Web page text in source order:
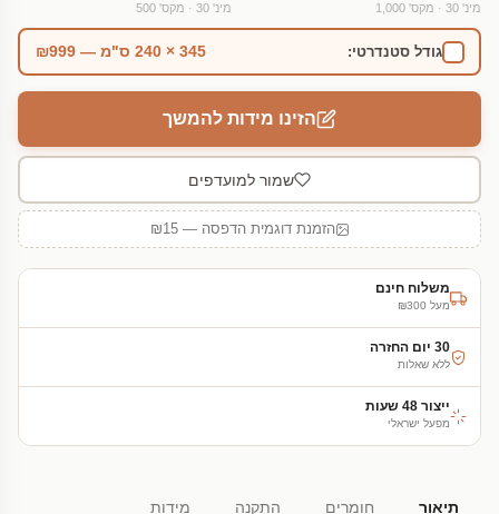
מינ' 30 · מקס' 1,000 מינ' 30 · מקס' 500
גודל סטנדרטי: 345 × 240 ס"מ — ₪999
הזינו מידות להמשך
שמור למועדפים
הזמנת דוגמית הדפסה — ₪15
משלוח חינם
מעל ₪300
30 יום החזרה
ללא שאלות
ייצור 48 שעות
מפעל ישראלי
תיאור חומרים התקנה מידות